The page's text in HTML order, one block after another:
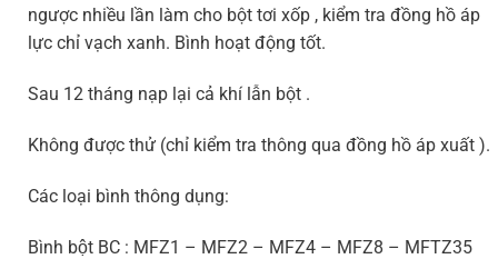
ngược nhiều lần làm cho bột tơi xốp , kiểm tra đồng hồ áp
lực chỉ vạch xanh. Bình hoạt động tốt.
Sau 12 tháng nạp lại cả khí lẫn bột .
Không được thử (chỉ kiểm tra thông qua đồng hồ áp xuất ).
Các loại bình thông dụng:
Bình bột BC : MFZ1 – MFZ2 – MFZ4 – MFZ8 – MFTZ35